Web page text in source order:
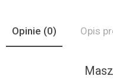
Opinie (0) Opis